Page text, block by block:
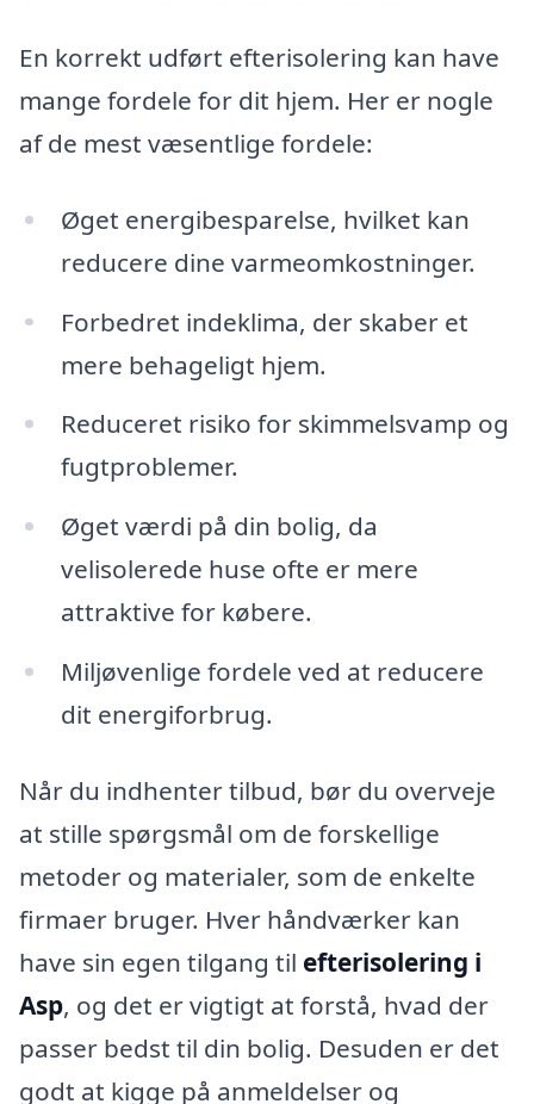
En korrekt udført efterisolering kan have
mange fordele for dit hjem. Her er nogle
af de mest væsentlige fordele:
Øget energibesparelse, hvilket kan
reducere dine varmeomkostninger.
Forbedret indeklima, der skaber et
mere behageligt hjem.
Reduceret risiko for skimmelsvamp og
fugtproblemer.
Øget værdi på din bolig, da
velisolerede huse ofte er mere
attraktive for købere.
Miljøvenlige fordele ved at reducere
dit energiforbrug.
Når du indhenter tilbud, bør du overveje
at stille spørgsmål om de forskellige
metoder og materialer, som de enkelte
firmaer bruger. Hver håndværker kan
have sin egen tilgang til efterisolering i
Asp, og det er vigtigt at forstå, hvad der
passer bedst til din bolig. Desuden er det
godt at kigge på anmeldelser og